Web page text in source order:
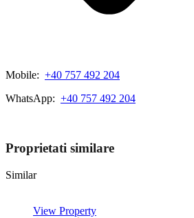
Mobile: +40 757 492 204
WhatsApp: +40 757 492 204
Proprietati similare
Similar
View Property